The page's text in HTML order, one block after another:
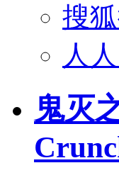
搜
人
鬼灭